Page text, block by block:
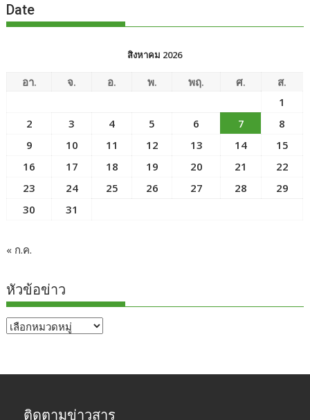
Date
สิงหาคม 2026
อา. จ. อ. พ. พฤ. ศ.
ส.
1
2
3 4 5 6 7
8
9
10 11 12 13 14
15
16
17 18 19 20 21
22
23
24 25 26 27 28
29
30
31
« ก.ค.
หัวข้อข่าว
หัวข้อ
ติดตามข่าวสาร